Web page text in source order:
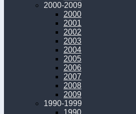
2000-2009
2000
2001
2002
2003
2004
2005
2006
2007
2008
2009
1990-1999
1990